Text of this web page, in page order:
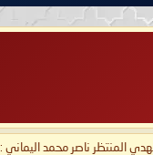
المنتظر ناصر محمد اليماني